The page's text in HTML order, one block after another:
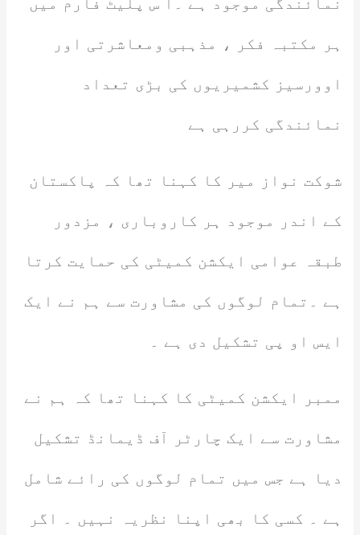
ہر مکتبہ فکر ، مذہبی ومعاشرتی اور
اوورسیز کشمیریوں کی بڑی تعداد
نمائندگی کررہی ہے
شوکت نواز میر کا کہنا تھا کہ پاکستان
کے اندر موجود ہر کاروباری ، مزدور
طبقہ عوامی ایکشن کمیٹی کی حمایت کرتا
ہے ۔تمام لوگوں کی مشاورت سے ہم نے ایک
ایس او پی تشکیل دی ہے ۔
ممبر ایکشن کمیٹی کا کہنا تھا کہ ہم نے
مشاورت سے ایک چارٹر آف ڈیمانڈ تشکیل
دیا ہے جس میں تمام لوگوں کی رائے شامل
ہے ۔ کسی کا بھی اپنا نظریہ نہیں ۔ اگر